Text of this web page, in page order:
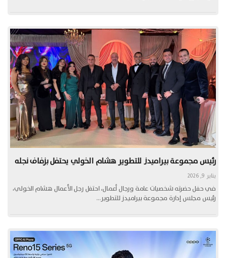
رئيس مجموعة بيراميدز للتطوير هشام الخولي يحتفل بزفاف نجله
يناير 9, 2026
في حفل حضرته شخصيات عامة ورجال أعمال، احتفل رجل الأعمال هشام الخولي،
رئيس مجلس إدارة مجموعة بيراميدز للتطوير…